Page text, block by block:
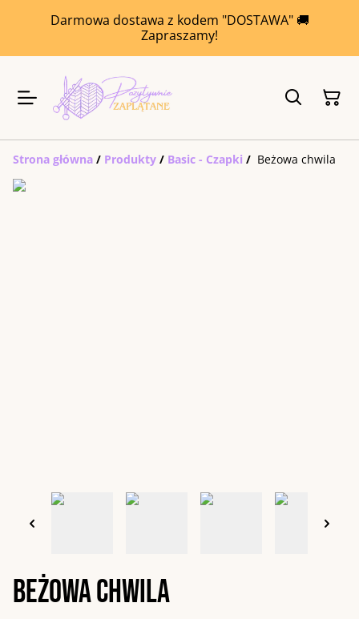
Darmowa dostawa z kodem "DOSTAWA" 🚚
Zapraszamy!
Strona główna / Produkty / Basic - Czapki / Beżowa chwila
Beżowa chwila